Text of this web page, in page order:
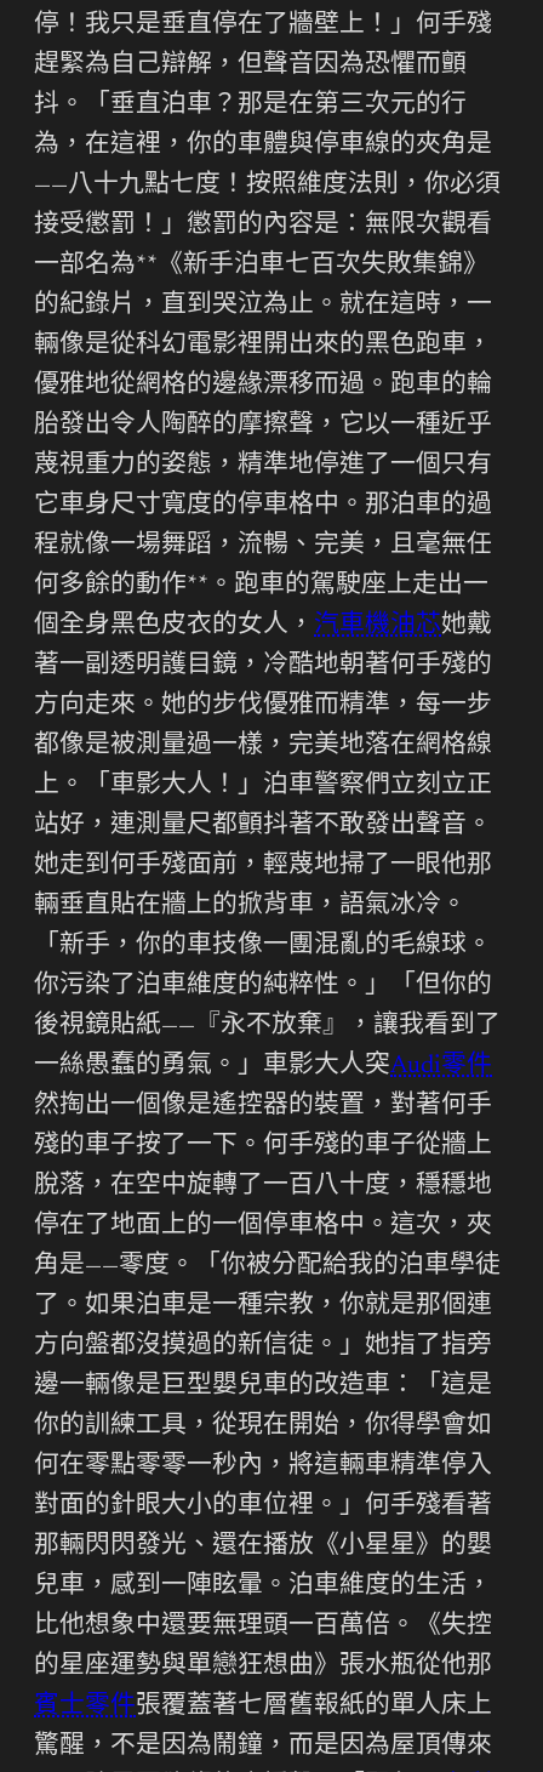
停！我只是垂直停在了牆壁上！」何手殘
趕緊為自己辯解，但聲音因為恐懼而顫
抖。「垂直泊車？那是在第三次元的行
為，在這裡，你的車體與停車線的夾角是
——八十九點七度！按照維度法則，你必須
接受懲罰！」懲罰的內容是：無限次觀看
一部名為**《新手泊車七百次失敗集錦》
的紀錄片，直到哭泣為止。就在這時，一
輛像是從科幻電影裡開出來的黑色跑車，
優雅地從網格的邊緣漂移而過。跑車的輪
胎發出令人陶醉的摩擦聲，它以一種近乎
蔑視重力的姿態，精準地停進了一個只有
它車身尺寸寬度的停車格中。那泊車的過
程就像一場舞蹈，流暢、完美，且毫無任
何多餘的動作**。跑車的駕駛座上走出一
個全身黑色皮衣的女人， 汽車機油芯她戴
著一副透明護目鏡，冷酷地朝著何手殘的
方向走來。她的步伐優雅而精準，每一步
都像是被測量過一樣，完美地落在網格線
上。「車影大人！」泊車警察們立刻立正
站好，連測量尺都顫抖著不敢發出聲音。
她走到何手殘面前，輕蔑地掃了一眼他那
輛垂直貼在牆上的掀背車，語氣冰冷。
「新手，你的車技像一團混亂的毛線球。
你污染了泊車維度的純粹性。」「但你的
後視鏡貼紙——『永不放棄』，讓我看到了
一絲愚蠢的勇氣。」車影大人突Audi零件
然掏出一個像是遙控器的裝置，對著何手
殘的車子按了一下。何手殘的車子從牆上
脫落，在空中旋轉了一百八十度，穩穩地
停在了地面上的一個停車格中。這次，夾
角是——零度。「你被分配給我的泊車學徒
了。如果泊車是一種宗教，你就是那個連
方向盤都沒摸過的新信徒。」她指了指旁
邊一輛像是巨型嬰兒車的改造車：「這是
你的訓練工具，從現在開始，你得學會如
何在零點零零一秒內，將這輛車精準停入
對面的針眼大小的車位裡。」何手殘看著
那輛閃閃發光、還在播放《小星星》的嬰
兒車，感到一陣眩暈。泊車維度的生活，
比他想象中還要無理頭一百萬倍。《失控
的星座運勢與單戀狂想曲》張水瓶從他那
賓士零件張覆蓋著七層舊報紙的單人床上
驚醒，不是因為鬧鐘，而是因為屋頂傳來